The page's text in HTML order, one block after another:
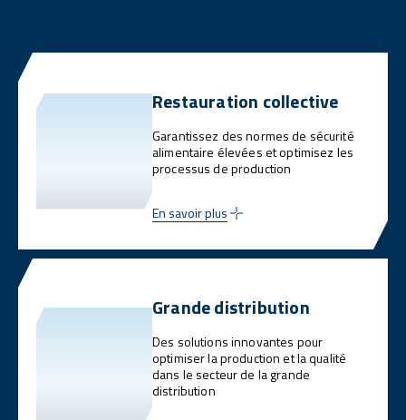
Restauration collective
Garantissez des normes de sécurité
alimentaire élevées et optimisez les
processus de production
En savoir plus
Grande distribution
Des solutions innovantes pour
optimiser la production et la qualité
dans le secteur de la grande
distribution